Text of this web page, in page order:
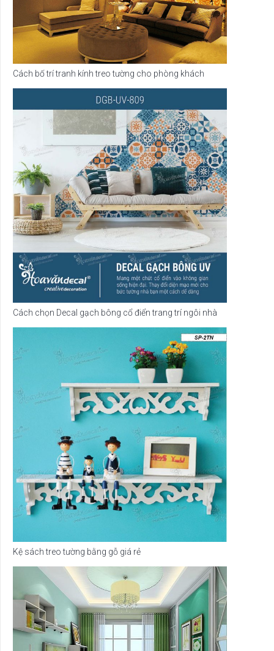
Cách bố trí tranh kính treo tường cho phòng khách
Cách chọn Decal gạch bông cổ điển trang trí ngôi nhà
Kệ sách treo tường bằng gỗ giá rẻ